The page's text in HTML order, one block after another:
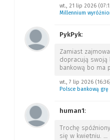
wt., 21 lip 2026
Millennium
PykPyk:
Zamiast
dopracują swoją
bankową bo ma
wt., 7 lip 2026
Polsce bankową
human1:
Trochę
się w kwietniu. …